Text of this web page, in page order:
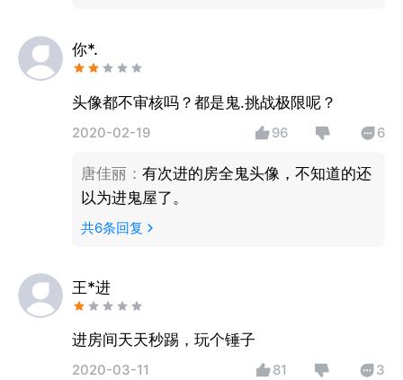
你*.
头像都不审核吗？都是鬼.挑战极限呢？
2020-02-19 96 6
唐佳丽： 有次进的房全鬼头像，不知道的还
以为进鬼屋了。
共6条回复
王*进
进房间天天秒踢，玩个锤子
2020-03-11 81 3